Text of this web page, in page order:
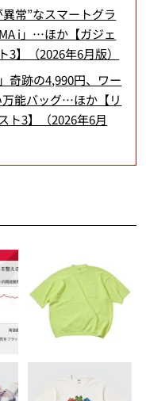
常”なスマートグラ
i」…ほか【ガジェ
】（2026年6月版）
奇跡の4,990円、ワー
能バッグ…ほか【リ
ト3】（2026年6月